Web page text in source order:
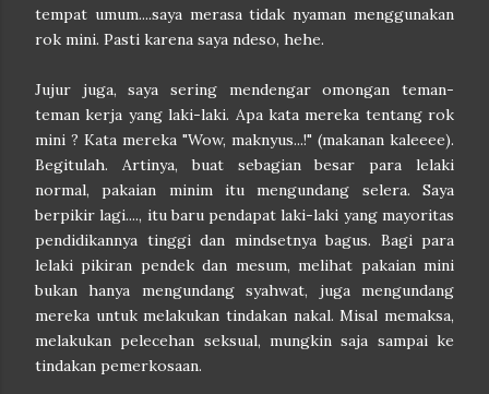
tempat umum....saya merasa tidak nyaman menggunakan
rok mini. Pasti karena saya ndeso, hehe.
Jujur juga, saya sering mendengar omongan teman-
teman kerja yang laki-laki. Apa kata mereka tentang rok
mini ? Kata mereka "Wow, maknyus...!" (makanan kaleeee).
Begitulah. Artinya, buat sebagian besar para lelaki
normal, pakaian minim itu mengundang selera. Saya
berpikir lagi...., itu baru pendapat laki-laki yang mayoritas
pendidikannya tinggi dan mindsetnya bagus. Bagi para
lelaki pikiran pendek dan mesum, melihat pakaian mini
bukan hanya mengundang syahwat, juga mengundang
mereka untuk melakukan tindakan nakal. Misal memaksa,
melakukan pelecehan seksual, mungkin saja sampai ke
tindakan pemerkosaan.